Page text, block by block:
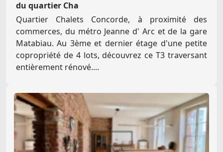
du quartier Cha
Quartier Chalets Concorde, à proximité des
commerces, du métro Jeanne d' Arc et de la gare
Matabiau. Au 3ème et dernier étage d'une petite
copropriété de 4 lots, découvrez ce T3 traversant
entièrement rénové....